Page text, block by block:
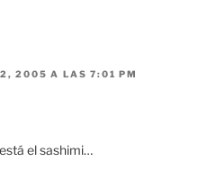
2005 A LAS 7:01 PM
el sashimi…